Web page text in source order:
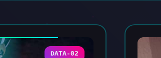
DATA-02